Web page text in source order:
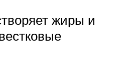
жиры и